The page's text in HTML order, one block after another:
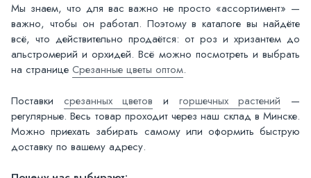
Мы знаем, что для вас важно не просто «ассортимент» —
важно, чтобы он работал. Поэтому в каталоге вы найдёте
всё, что действительно продаётся: от роз и хризантем до
альстромерий и орхидей. Всё можно посмотреть и выбрать
на странице Срезанные цветы оптом.
Поставки срезанных цветов и горшечных растений —
регулярные. Весь товар проходит через наш склад в Минске.
Можно приехать забирать самому или оформить быструю
доставку по вашему адресу.